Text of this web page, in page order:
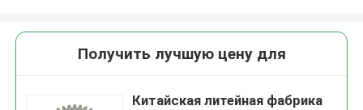
Получить лучшую цену для
Китайская литейная фабрика